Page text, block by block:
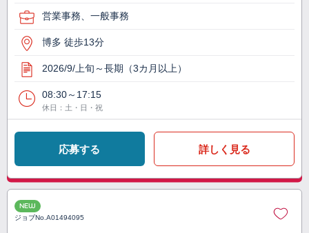
営業事務、一般事務
博多 徒歩13分
2026/9/上旬～長期（3カ月以上）
08:30～17:15
休日：土・日・祝
応募する 詳しく見る
NEW
ジョブNo.A01494095